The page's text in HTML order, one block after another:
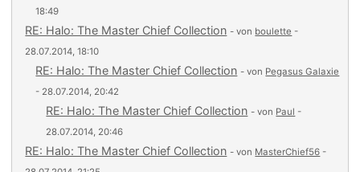
18:49
RE: Halo: The Master Chief Collection - von boulette -
28.07.2014, 18:10
RE: Halo: The Master Chief Collection - von Pegasus Galaxie
- 28.07.2014, 20:42
RE: Halo: The Master Chief Collection - von Paul -
28.07.2014, 20:46
RE: Halo: The Master Chief Collection - von MasterChief56 -